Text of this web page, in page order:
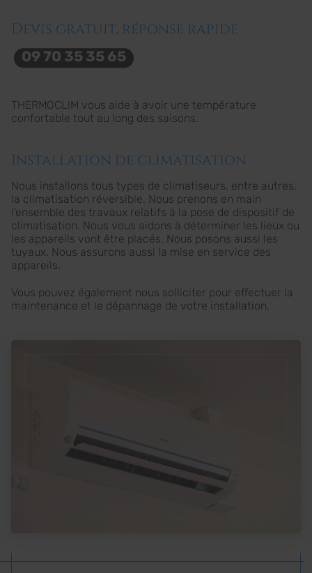
Devis gratuit, réponse rapide
09 70 35 35 65
THERMOCLIM vous aide à avoir une température
confortable tout au long des saisons.
Installation de climatisation
Nous installons tous types de climatiseurs, entre autres,
la climatisation réversible. Nous prenons en main
l’ensemble des travaux relatifs à la pose de dispositif de
climatisation. Nous vous aidons à déterminer les lieux ou
les appareils vont être placés. Nous posons aussi les
tuyaux. Nous assurons aussi la mise en service des
appareils.
Vous pouvez également nous solliciter pour effectuer la
maintenance et le dépannage de votre installation.